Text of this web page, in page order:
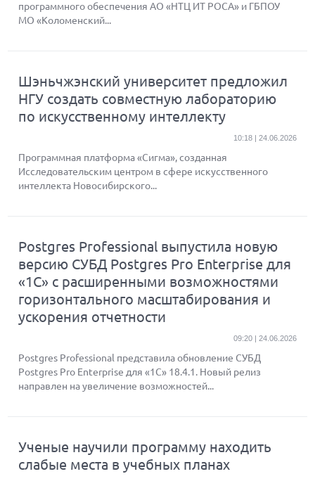
программного обеспечения АО «НТЦ ИТ РОСА» и ГБПОУ
МО «Коломенский...
Шэньчжэнский университет предложил
НГУ создать совместную лабораторию
по искусственному интеллекту
10:18 | 24.06.2026
Программная платформа «Сигма», созданная
Исследовательским центром в сфере искусственного
интеллекта Новосибирского...
Postgres Professional выпустила новую
версию СУБД Postgres Pro Enterprise для
«1С» с расширенными возможностями
горизонтального масштабирования и
ускорения отчетности
09:20 | 24.06.2026
Postgres Professional представила обновление СУБД
Postgres Pro Enterprise для «1С» 18.4.1. Новый релиз
направлен на увеличение возможностей...
Ученые научили программу находить
слабые места в учебных планах